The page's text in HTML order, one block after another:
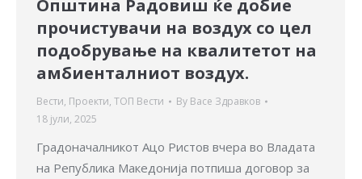
Општина Радовиш ќе добие
прочистувачи на воздух со цел
подобрување на квалитетот на
амбиенталниот воздух.
Вести, Проекти, ТОП Вести By Васе Здравков
18 јули, 2025
Градоначалникот Ацо Ристов вчера во Владата
на Република Македонија потпиша договор за